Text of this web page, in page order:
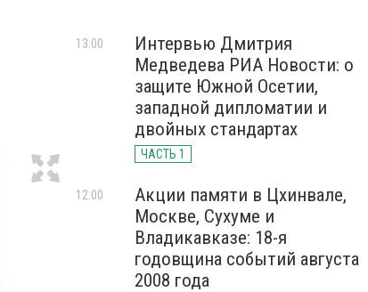
Интервью Дмитрия
Медведева РИА Новости: о
защите Южной Осетии,
западной дипломатии и
двойных стандартах
ЧАСТЬ 1
13:00
Акции памяти в Цхинвале,
Москве, Сухуме и
Владикавказе: 18-я
годовщина событий августа
2008 года
12:00